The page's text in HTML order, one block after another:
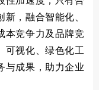
，融合智能化、
本竞争力及品牌竞
可视化、绿色化工
与成果，助力企业